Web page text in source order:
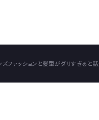
ファッションと髪型がダサすぎると